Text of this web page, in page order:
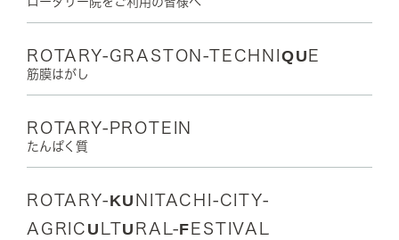
ROTARY-GRASTON-TECHNIQUE
筋膜はがし
ROTARY-PROTEIN
たんぱく質
ROTARY-KUNITACHI-CITY-
AGRICULTURAL-FESTIVAL